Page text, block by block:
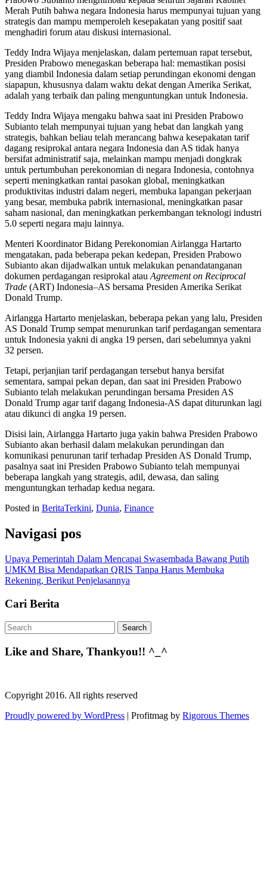
Merah Putih bahwa negara Indonesia harus mempunyai tujuan yang
strategis dan mampu memperoleh kesepakatan yang positif saat
menghadiri forum atau diskusi internasional.
Teddy Indra Wijaya menjelaskan, dalam pertemuan rapat tersebut,
Presiden Prabowo menegaskan beberapa hal: memastikan posisi
yang diambil Indonesia dalam setiap perundingan ekonomi dengan
siapapun, khususnya dalam waktu dekat dengan Amerika Serikat,
adalah yang terbaik dan paling menguntungkan untuk Indonesia.
Teddy Indra Wijaya mengaku bahwa saat ini Presiden Prabowo
Subianto telah mempunyai tujuan yang hebat dan langkah yang
strategis, bahkan beliau telah merancang bahwa kesepakatan tarif
dagang resiprokal antara negara Indonesia dan AS tidak hanya
bersifat administratif saja, melainkan mampu menjadi dongkrak
untuk pertumbuhan perekonomian di negara Indonesia, contohnya
seperti meningkatkan rantai pasokan global, meningkatkan
produktivitas industri dalam negeri, membuka lapangan pekerjaan
yang besar, membuka pabrik internasional, meningkatkan pasar
saham nasional, dan meningkatkan perkembangan teknologi industri
5.0 seperti negara maju lainnya.
Menteri Koordinator Bidang Perekonomian Airlangga Hartarto
mengatakan, pada beberapa pekan kedepan, Presiden Prabowo
Subianto akan dijadwalkan untuk melakukan penandatanganan
dokumen perdagangan resiprokal atau Agreement on Reciprocal
Trade (ART) Indonesia–AS bersama Presiden Amerika Serikat
Donald Trump.
Airlangga Hartarto menjelaskan, beberapa pekan yang lalu, Presiden
AS Donald Trump sempat menurunkan tarif perdagangan sementara
untuk Indonesia yakni di angka 19 persen, dari sebelumnya yakni
32 persen.
Tetapi, perjanjian tarif perdagangan tersebut hanya bersifat
sementara, sampai pekan depan, dan saat ini Presiden Prabowo
Subianto telah melakukan perundingan bersama Presiden AS
Donald Trump agar tarif dagang Indonesia-AS dapat diturunkan lagi
atau dikunci di angka 19 persen.
Disisi lain, Airlangga Hartarto juga yakin bahwa Presiden Prabowo
Subianto akan berhasil dalam melakukan perundingan dan
komunikasi penurunan tarif terhadap Presiden AS Donald Trump,
pasalnya saat ini Presiden Prabowo Subianto telah mempunyai
beberapa langkah yang strategis, adil, dewasa, dan saling
menguntungkan terhadap kedua negara.
Posted in BeritaTerkini, Dunia, Finance
Navigasi pos
Upaya Pemerintah Dalam Mencapai Swasembada Bawang Putih
UMKM Bisa Mendapatkan QRIS Tanpa Harus Membuka
Rekening, Berikut Penjelasannya
Cari Berita
Like and Share, Thankyou!! ^_^
Copyright 2016. All rights reserved
Proudly powered by WordPress | Profitmag by Rigorous Themes